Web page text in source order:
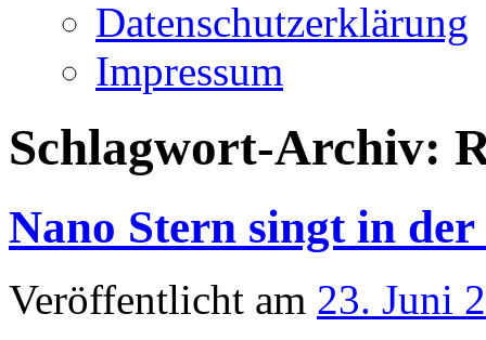
Datenschutzerklärung
Impressum
Schlagwort-Archiv:
Nano Stern singt in der
Veröffentlicht am 23. Juni